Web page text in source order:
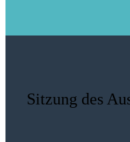
Sitzung des